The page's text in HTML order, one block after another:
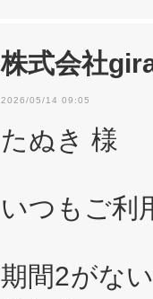
株式会社
2026/05/14 09:05
たぬき 様
いつもご利
期間2がな